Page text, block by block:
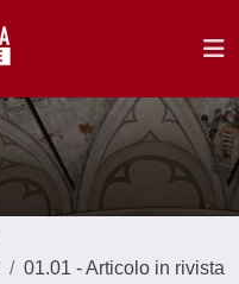
01.01 - Articolo in rivista